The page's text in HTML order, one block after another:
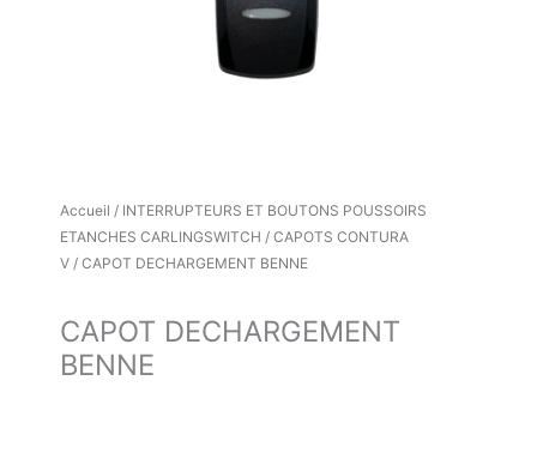
Accueil / INTERRUPTEURS ET BOUTONS POUSSOIRS
ETANCHES CARLINGSWITCH / CAPOTS CONTURA
V / CAPOT DECHARGEMENT BENNE
CAPOT DECHARGEMENT
BENNE